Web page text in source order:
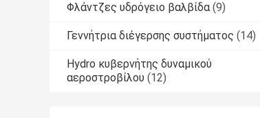
Φλάντζες υδρόγειο βαλβίδα (9)
Γεννήτρια διέγερσης συστήματος (14)
Hydro κυβερνήτης δυναμικού
αεροστροβίλου (12)